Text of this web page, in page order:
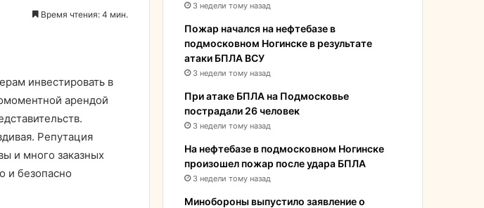
Время чтения: 4 мин.
инвестировать в
арендой
Репутация
и много заказных
и безопасно
3 недели тому назад
Пожар начался на нефтебазе в
подмосковном Ногинске в результате
атаки БПЛА ВСУ
3 недели тому назад
При атаке БПЛА на Подмосковье
пострадали 26 человек
3 недели тому назад
На нефтебазе в подмосковном Ногинске
произошел пожар после удара БПЛА
3 недели тому назад
Минобороны выпустило заявление о